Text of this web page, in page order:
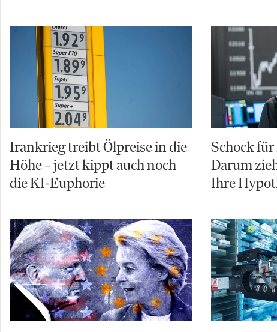
Irankrieg treibt Ölpreise in die
Höhe – jetzt kippt auch noch
die KI-Euphorie
Schock
Darum
Ihre